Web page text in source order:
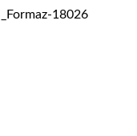
18026